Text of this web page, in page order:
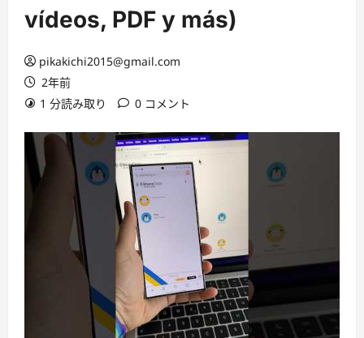
vídeos, PDF y más)
pikakichi2015@gmail.com
2年前
1 分読み取り
0 コメント